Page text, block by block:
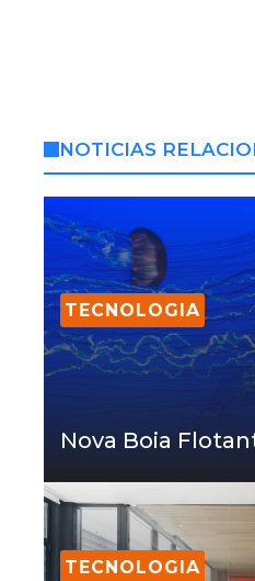
NOTICIAS
TECNOLOGIA
Nova Boia
TECNOLOGIA